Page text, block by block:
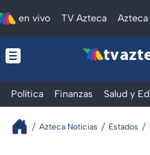
en vivo TV Azteca Azteca
tv
Política Finanzas Salud y
Azteca Noticias Estados